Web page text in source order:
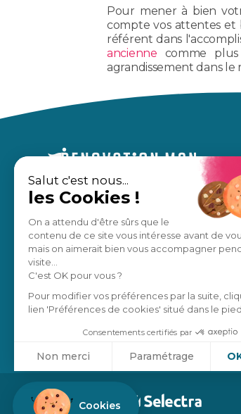
Salut c'est nous...
les Cookies !
On a attendu d'être sûrs que le
contenu de ce site vous intéresse avant de
mais on aimerait bien vous accompagner
visite...
C'est OK pour vous ?
Pour modifier vos préférences par la suite,
lien 'Préférences de cookies' situé dans le
Consentements certifiés par
Non merci Paramétrage
Notre plateforme vous permet d'adapter et
Cookies
Pour mener à bien
compte vos attentes et
référent dans
ancienne comme
agrandissement dans le
Un accompagnement sur mesure,
pour des travaux en toute sérénité.
Estimation gratuite